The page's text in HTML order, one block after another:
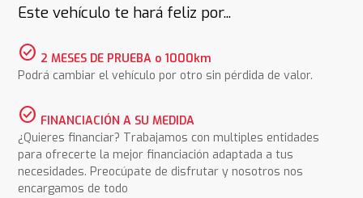
Este vehículo te hará feliz por...
check_circle 2 MESES DE PRUEBA o 1000km
Podrá cambiar el vehículo por otro sin pérdida de valor.
check_circle FINANCIACIÓN A SU MEDIDA
¿Quieres financiar? Trabajamos con multiples entidades
para ofrecerte la mejor financiación adaptada a tus
necesidades. Preocúpate de disfrutar y nosotros nos
encargamos de todo